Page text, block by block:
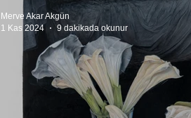
Merve Akar Akgün
1 Kas 2024
9 dakikada okunur